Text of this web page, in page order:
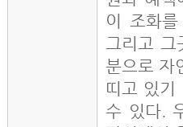
이 조화
그리고 그
분으로 자
띠고 있기
수 있다.